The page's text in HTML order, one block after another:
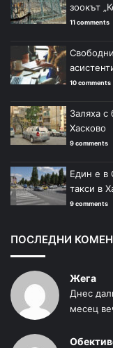
зоокът
11 comments
10 comments
Заляха с
Хасково
9 comments
Един е в
такси в
9 comments
ПОСЛЕДНИ
Жега
Днес
месец